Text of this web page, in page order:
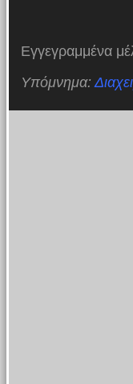
Εγγεγραμμένα
Υπόμνημα: